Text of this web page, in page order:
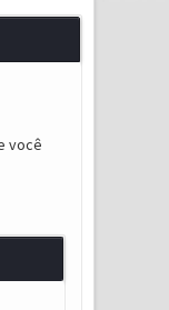
você